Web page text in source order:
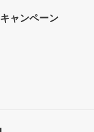
キャンペーン